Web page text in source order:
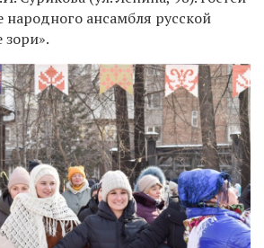
народного ансамбля русской
зори».